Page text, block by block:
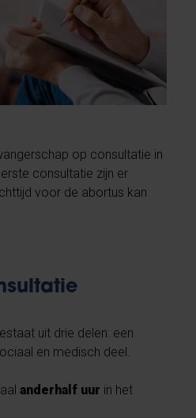
op consultatie in
consultatie zijn er
voor de abortus kan
uit drie delen: een
en medisch deel.
anderhalf uur in het